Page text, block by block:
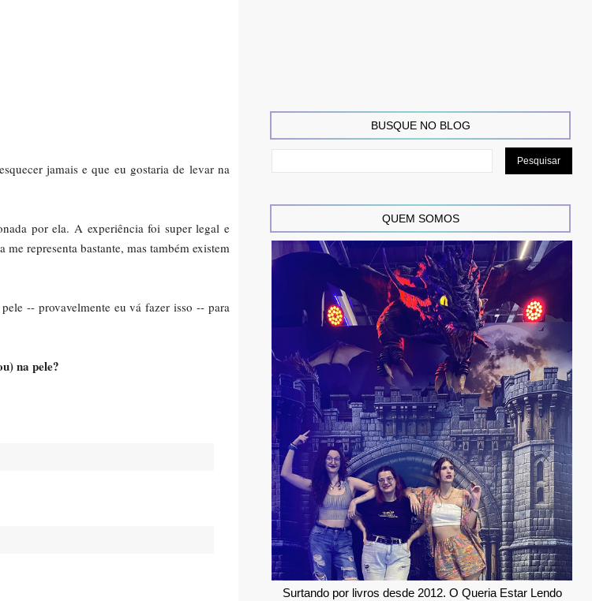
jamais e que eu gostaria de levar na
por ela. A experiência foi super legal e
representa bastante, mas também existem
-- provavelmente eu vá fazer isso -- para
na pele?
BUSQUE NO BLOG
QUEM SOMOS
Surtando por livros desde 2012. O Queria Estar Lendo